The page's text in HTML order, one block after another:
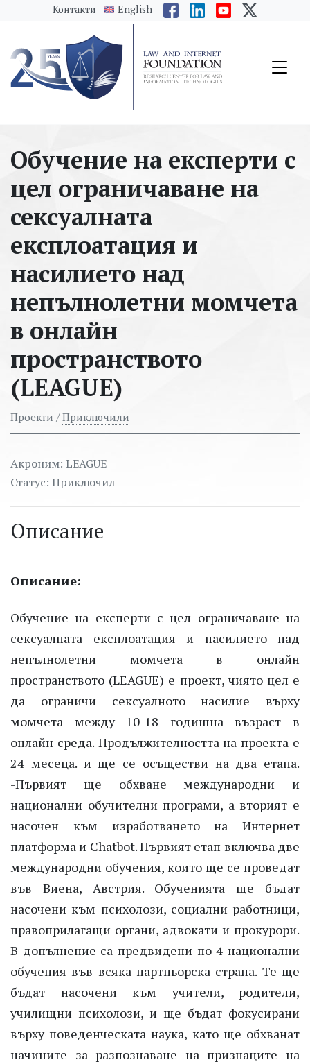
messages.Skip to main content
Контакти English
Обучение на експерти с
цел ограничаване на
сексуалната
експлоатация и
насилието над
непълнолетни момчета
в онлайн
пространството
(LEAGUE)
Проекти /Приключили
Акроним: LEAGUE
Статус: Приключил
Описание
Описание:
Обучение на експерти с цел ограничаване на
сексуалната експлоатация и насилието над
непълнолетни момчета в онлайн
пространството (LEAGUE) е проект, чиято цел е
да ограничи сексуалното насилие върху
момчета между 10-18 годишна възраст в
онлайн среда. Продължителността на проекта е
24 месеца. и ще се осъществи на два етапа.
-Първият ще обхване международни и
национални обучителни програми, а вторият е
насочен към изработването на Интернет
платформа и Chatbot. Първият етап включва две
международни обучения, които ще се проведат
във Виена, Австрия. Обученията ще бъдат
насочени към психолози, социални работници,
правоприлагащи органи, адвокати и прокурори.
В допълнение са предвидени по 4 национални
обучения във всяка партньорска страна. Те ще
бъдат насочени към учители, родители,
училищни психолози, и ще бъдат фокусирани
върху поведенческата наука, като ще обхванат
начините за разпознаване на признаците на